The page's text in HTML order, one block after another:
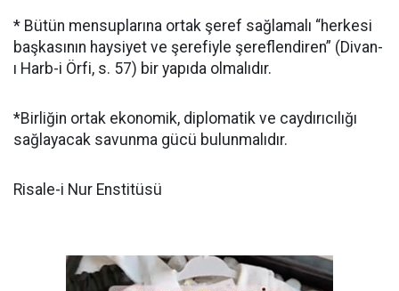
* Bütün mensuplarına ortak şeref sağlamalı “herkesi
başkasının haysiyet ve şerefiyle şereflendiren” (Divan-
ı Harb-i Örfi, s. 57) bir yapıda olmalıdır.
*Birliğin ortak ekonomik, diplomatik ve caydırıcılığı
sağlayacak savunma gücü bulunmalıdır.
Risale-i Nur Enstitüsü